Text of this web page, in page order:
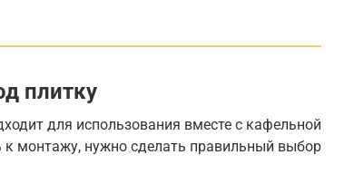
плитку
для использования вместе с кафельной
монтажу, нужно сделать правильный выбор